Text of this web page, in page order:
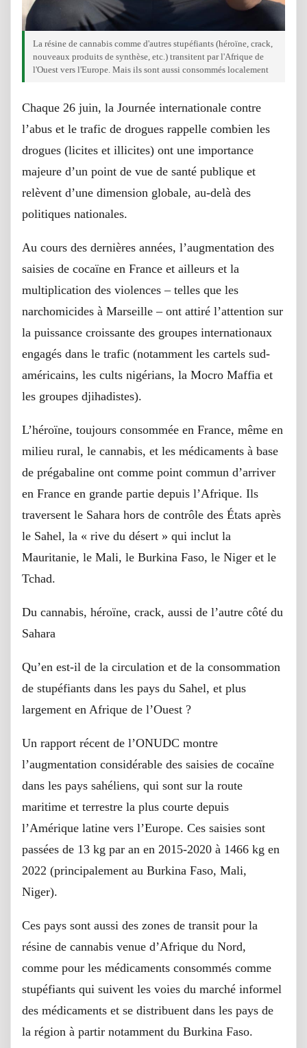
La résine de cannabis comme d'autres stupéfiants (héroïne, crack,
nouveaux produits de synthèse, etc.) transitent par l'Afrique de
l'Ouest vers l'Europe. Mais ils sont aussi consommés localement
Chaque 26 juin, la Journée internationale contre
l’abus et le trafic de drogues rappelle combien les
drogues (licites et illicites) ont une importance
majeure d’un point de vue de santé publique et
relèvent d’une dimension globale, au-delà des
politiques nationales.
Au cours des dernières années, l’augmentation des
saisies de cocaïne en France et ailleurs et la
multiplication des violences – telles que les
narchomicides à Marseille – ont attiré l’attention sur
la puissance croissante des groupes internationaux
engagés dans le trafic (notamment les cartels sud-
américains, les cults nigérians, la Mocro Maffia et
les groupes djihadistes).
L’héroïne, toujours consommée en France, même en
milieu rural, le cannabis, et les médicaments à base
de prégabaline ont comme point commun d’arriver
en France en grande partie depuis l’Afrique. Ils
traversent le Sahara hors de contrôle des États après
le Sahel, la « rive du désert » qui inclut la
Mauritanie, le Mali, le Burkina Faso, le Niger et le
Tchad.
Du cannabis, héroïne, crack, aussi de l’autre côté du
Sahara
Qu’en est-il de la circulation et de la consommation
de stupéfiants dans les pays du Sahel, et plus
largement en Afrique de l’Ouest ?
Un rapport récent de l’ONUDC montre
l’augmentation considérable des saisies de cocaïne
dans les pays sahéliens, qui sont sur la route
maritime et terrestre la plus courte depuis
l’Amérique latine vers l’Europe. Ces saisies sont
passées de 13 kg par an en 2015-2020 à 1466 kg en
2022 (principalement au Burkina Faso, Mali,
Niger).
Ces pays sont aussi des zones de transit pour la
résine de cannabis venue d’Afrique du Nord,
comme pour les médicaments consommés comme
stupéfiants qui suivent les voies du marché informel
des médicaments et se distribuent dans les pays de
la région à partir notamment du Burkina Faso.